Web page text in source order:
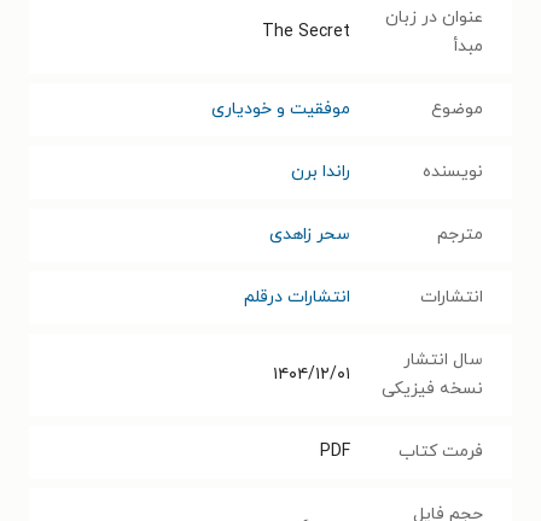
عنوان در زبان
مبدأ
The Secret
موضوع موفقیت و خودیاری
نویسنده راندا برن
مترجم سحر زاهدی
انتشارات انتشارات درقلم
سال انتشار
نسخه فیزیکی
۱۴۰۴/۱۲/۰۱
فرمت کتاب PDF
حجم فایل